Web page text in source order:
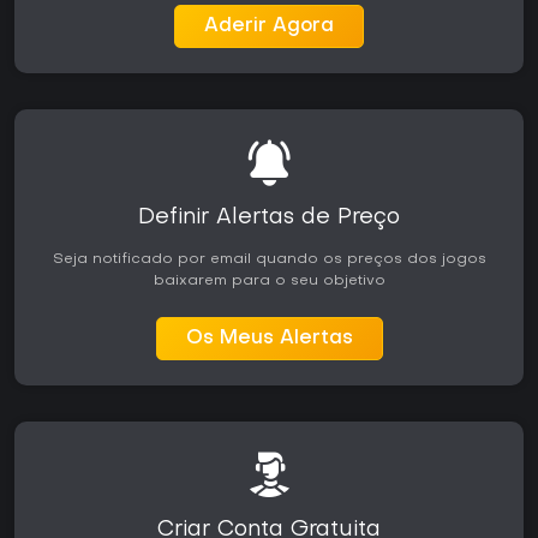
Aderir Agora
Definir Alertas de Preço
Seja notificado por email quando os preços dos jogos
baixarem para o seu objetivo
Os Meus Alertas
Criar Conta Gratuita